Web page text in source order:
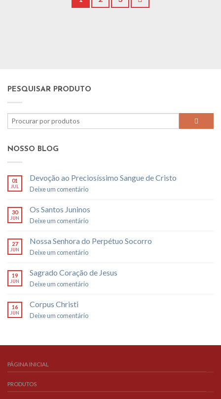
PESQUISAR PRODUTO
NOSSO BLOG
01
JUL
Devoção ao Preciosíssimo Sangue de Cristo
Deixe um comentário
30
JUN
Os Santos Juninos
Deixe um comentário
27
JUN
Nossa Senhora do Perpétuo Socorro
Deixe um comentário
19
JUN
Sagrado Coração de Jesus
Deixe um comentário
16
JUN
Corpus Christi
Deixe um comentário
PÁGINA INICIAL
PRODUTOS